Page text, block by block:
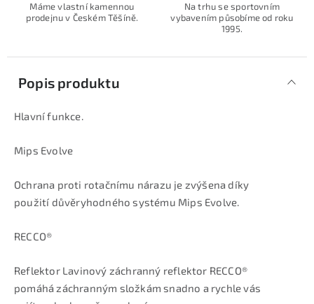
Máme vlastní kamennou
prodejnu v Českém Těšíně.
Na trhu se sportovním
vybavením působíme od roku
1995.
Popis produktu
Hlavní funkce.
Mips Evolve
Ochrana proti rotačnímu nárazu je zvýšena díky
použití důvěryhodného systému Mips Evolve.
RECCO®
Reflektor Lavinový záchranný reflektor RECCO®
pomáhá záchranným složkám snadno a rychle vás